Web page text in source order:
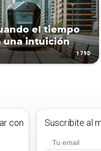
el tiempo
una intuición
179D
con
Suscribite al